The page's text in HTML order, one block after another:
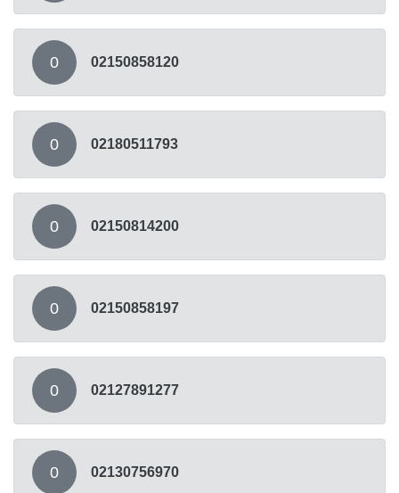
0 02150858120
0 02180511793
0 02150814200
0 02150858197
0 02127891277
0 02130756970